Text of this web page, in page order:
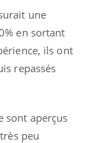
une
en sortant
ils ont
repassés
sont aperçus
peu